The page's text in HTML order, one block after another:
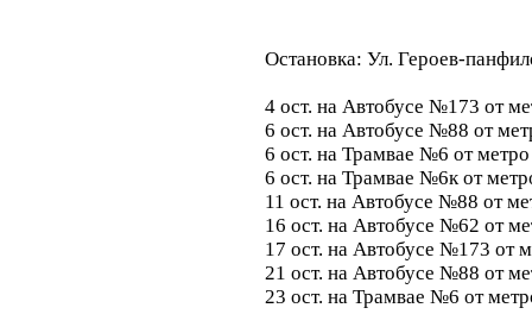
Остановка: Ул. Героев-
4 ост. на Автобусе №173 от
6 ост. на Автобусе №88 от
6 ост. на Трамвае №6 от
6 ост. на Трамвае №6к от
11 ост. на Автобусе №88 от
16 ост. на Автобусе №62 от
17 ост. на Автобусе №173 от
21 ост. на Автобусе №88 от
23 ост. на Трамвае №6 от